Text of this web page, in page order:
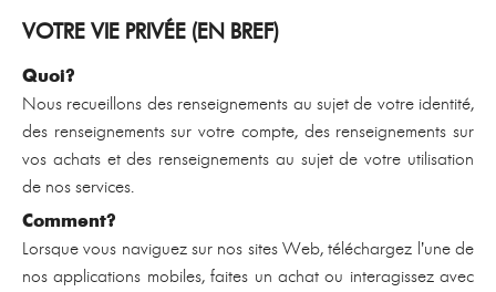
VOTRE VIE PRIVÉE (EN BREF)
Quoi?
Nous recueillons des renseignements au sujet de votre identité,
des renseignements sur votre compte, des renseignements sur
vos achats et des renseignements au sujet de votre utilisation
de nos services.
Comment?
Lorsque vous naviguez sur nos sites Web, téléchargez l’une de
nos applications mobiles, faites un achat ou interagissez avec